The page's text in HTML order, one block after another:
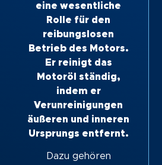
eine wesentliche
Rolle für den
reibungslosen
Betrieb des Motors.
Er reinigt das
Motoröl ständig,
indem er
Verunreinigungen
äußeren und inneren
Ursprungs entfernt.
Dazu gehören